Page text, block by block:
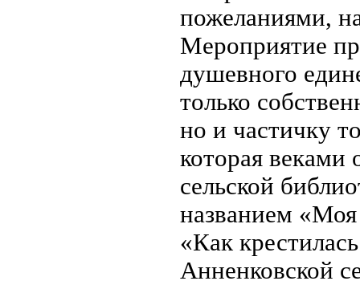
пожеланиями,
Мероприятие
душевного
только
но и частичку
которая
сельской
названием «Моя
«Как
Анненковской